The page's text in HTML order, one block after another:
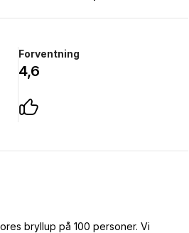
Forventning
4,6
bryllup på 100 personer. Vi